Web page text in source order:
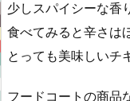
少しスパイシーな香
食べてみると辛さは
とっても美味しいチ
フードコートの商品